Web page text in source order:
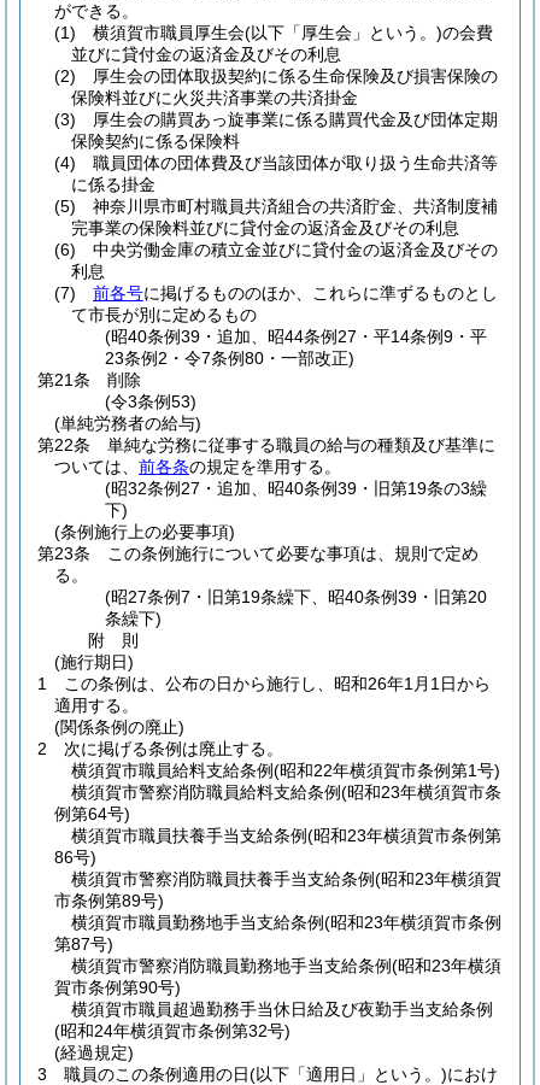
ができる。
(1)
横須賀市職員厚生会(以下「厚生会」という。)の会費
並びに貸付金の返済金及びその利息
(2)
厚生会の団体取扱契約に係る生命保険及び損害保険の
保険料並びに火災共済事業の共済掛金
(3)
厚生会の購買あっ旋事業に係る購買代金及び団体定期
保険契約に係る保険料
(4)
職員団体の団体費及び当該団体が取り扱う生命共済等
に係る掛金
(5)
神奈川県市町村職員共済組合の共済貯金、共済制度補
完事業の保険料並びに貸付金の返済金及びその利息
(6)
中央労働金庫の積立金並びに貸付金の返済金及びその
利息
(7)
前各号に掲げるもののほか、これらに準ずるものとし
て市長が別に定めるもの
(昭40条例39・追加、昭44条例27・平14条例9・平
23条例2・令7条例80・一部改正)
第21条
削除
(令3条例53)
(単純労務者の給与)
第22条
単純な労務に従事する職員の給与の種類及び基準に
ついては、 前各条の規定を準用する。
(昭32条例27・追加、昭40条例39・旧第19条の3繰
下)
(条例施行上の必要事項)
第23条
この条例施行について必要な事項は、規則で定め
る。
(昭27条例7・旧第19条繰下、昭40条例39・旧第20
条繰下)
附 則
(施行期日)
1
この条例は、公布の日から施行し、昭和26年1月1日から
適用する。
(関係条例の廃止)
2
次に掲げる条例は廃止する。
横須賀市職員給料支給条例(昭和22年横須賀市条例第1号)
横須賀市警察消防職員給料支給条例(昭和23年横須賀市条
例第64号)
横須賀市職員扶養手当支給条例(昭和23年横須賀市条例第
86号)
横須賀市警察消防職員扶養手当支給条例(昭和23年横須賀
市条例第89号)
横須賀市職員勤務地手当支給条例(昭和23年横須賀市条例
第87号)
横須賀市警察消防職員勤務地手当支給条例(昭和23年横須
賀市条例第90号)
横須賀市職員超過勤務手当休日給及び夜勤手当支給条例
(昭和24年横須賀市条例第32号)
(経過規定)
3
職員のこの条例適用の日(以下「適用日」という。)におけ